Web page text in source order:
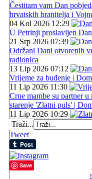
Čestitam vam Dan
hrvatskih branitelja i
04 Kol 2026 12:29
U Petrinji proslavljen
21 Srp 2026 07:39
Održani Dani otvorenih
radionica
13 Lip 2026 07:12
Vrijeme za buđenje |
11 Lip 2026 11:30
Crne mambe su partner
starenje 'Zlatni puls' |
11 Lip 2026 10:29
Traži...
Tweet
Save